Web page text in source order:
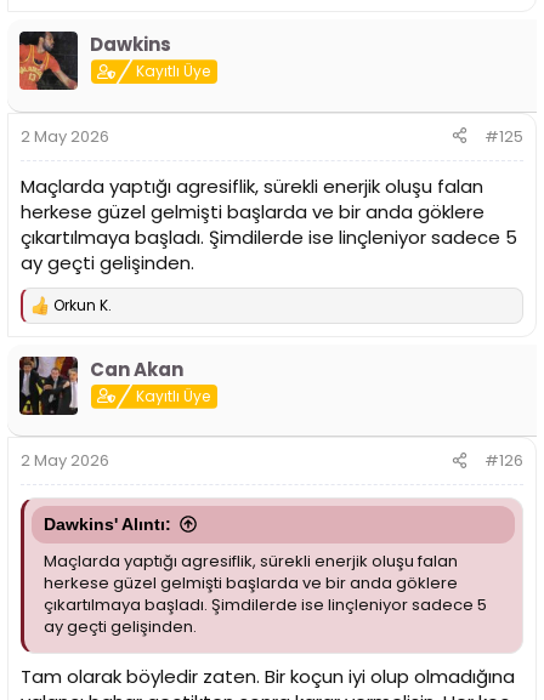
p
k
i
l
:
Dawkins
Kayıtlı Üye
2 May 2026 #125
Maçlarda yaptığı agresiflik, sürekli enerjik oluşu falan
herkese güzel gelmişti başlarda ve bir anda göklere
çıkartılmaya başladı. Şimdilerde ise linçleniyor sadece 5
ay geçti gelişinden.
T
k
i
l
:
Orkun K.
Can Akan
Kayıtlı Üye
2 May 2026 #126
Dawkins' Alıntı:
Maçlarda yaptığı agresiflik, sürekli enerjik oluşu falan
herkese güzel gelmişti başlarda ve bir anda göklere
çıkartılmaya başladı. Şimdilerde ise linçleniyor sadece 5
ay geçti gelişinden.
Tam olarak böyledir zaten. Bir koçun iyi olup olmadığına